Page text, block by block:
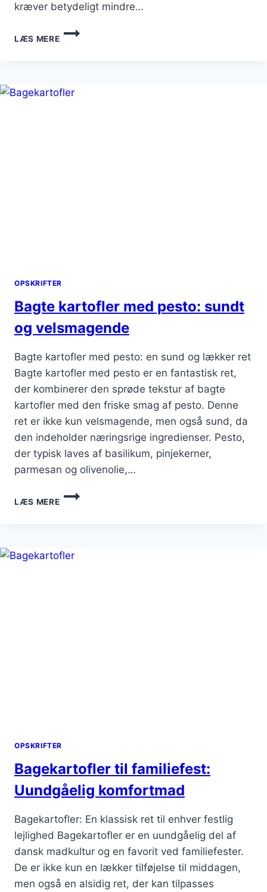
kræver betydeligt mindre…
LÆS MERE
BAGTE
KARTOFLER
OPSKRIFTER
Bagte kartofler med pesto: sundt
og velsmagende
Bagte kartofler med pesto: en sund og lækker ret
Bagte kartofler med pesto er en fantastisk ret,
der kombinerer den sprøde tekstur af bagte
kartofler med den friske smag af pesto. Denne
ret er ikke kun velsmagende, men også sund, da
den indeholder næringsrige ingredienser. Pesto,
der typisk laves af basilikum, pinjekerner,
parmesan og olivenolie,…
LÆS MERE
BAGTE
KARTOFLER
OG
OPSKRIFTER
Bagekartofler til familiefest:
Uundgåelig komfortmad
Bagekartofler: En klassisk ret til enhver festlig
lejlighed Bagekartofler er en uundgåelig del af
dansk madkultur og en favorit ved familiefester.
De er ikke kun en lækker tilføjelse til middagen,
men også en alsidig ret, der kan tilpasses